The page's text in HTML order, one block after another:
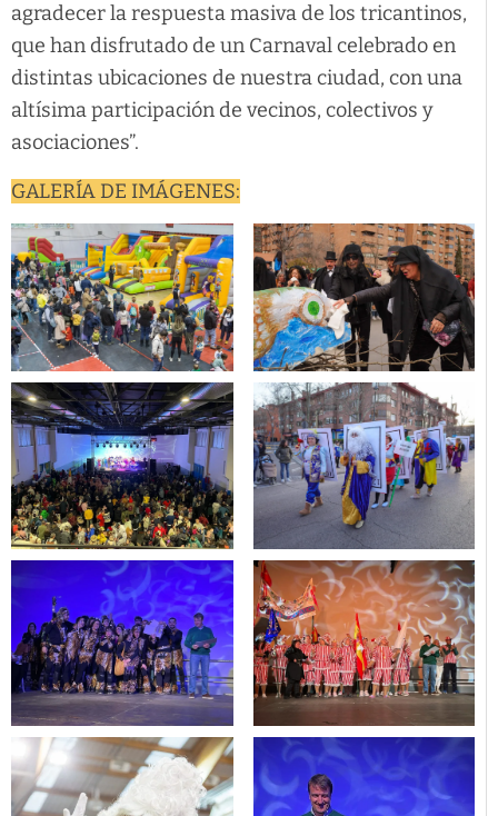
agradecer la respuesta masiva de los tricantinos,
que han disfrutado de un Carnaval celebrado en
distintas ubicaciones de nuestra ciudad, con una
altísima participación de vecinos, colectivos y
asociaciones”.
GALERÍA DE IMÁGENES: